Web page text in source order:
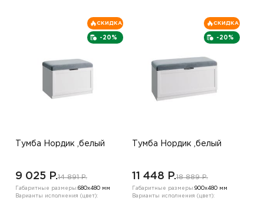
-20%
СКИДКА
Тумба Нордик ,белый
9 025 P.14 891 P.
Габаритные размеры:680х480 мм
Варианты исполнения (цвет):
-20%
СКИДКА
Тумба Нордик ,белый
11 448 P.18 889 P.
Габаритные размеры:900х480 мм
Варианты исполнения (цвет):